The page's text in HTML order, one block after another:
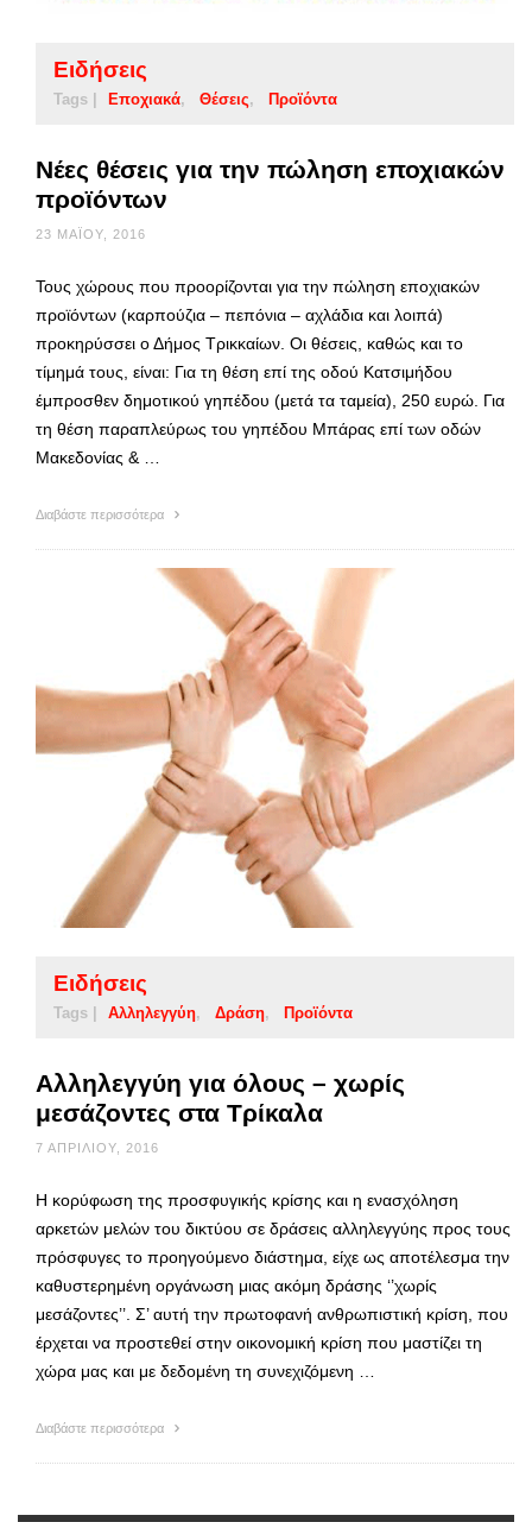
Ειδήσεις
Tags | Εποχιακά Θέσεις Προϊόντα
Νέες θέσεις για την πώληση εποχιακών
προϊόντων
23 ΜΑΪ́ΟΥ, 2016
Τους χώρους που προορίζονται για την πώληση εποχιακών
προϊόντων (καρπούζια – πεπόνια – αχλάδια και λοιπά)
προκηρύσσει ο Δήμος Τρικκαίων. Οι θέσεις, καθώς και το
τίμημά τους, είναι: Για τη θέση επί της οδού Κατσιμήδου
έμπροσθεν δημοτικού γηπέδου (μετά τα ταμεία), 250 ευρώ. Για
τη θέση παραπλεύρως του γηπέδου Μπάρας επί των οδών
Μακεδονίας & …
Διαβάστε περισσότερα
Ειδήσεις
Tags | Αλληλεγγύη Δράση Προϊόντα
Αλληλεγγύη για όλους – χωρίς
μεσάζοντες στα Τρίκαλα
7 ΑΠΡΙΛΊΟΥ, 2016
Η κορύφωση της προσφυγικής κρίσης και η ενασχόληση
αρκετών μελών του δικτύου σε δράσεις αλληλεγγύης προς τους
πρόσφυγες το προηγούμενο διάστημα, είχε ως αποτέλεσμα την
καθυστερημένη οργάνωση μιας ακόμη δράσης ‘’χωρίς
μεσάζοντες’’. Σ’ αυτή την πρωτοφανή ανθρωπιστική κρίση, που
έρχεται να προστεθεί στην οικονομική κρίση που μαστίζει τη
χώρα μας και με δεδομένη τη συνεχιζόμενη …
Διαβάστε περισσότερα